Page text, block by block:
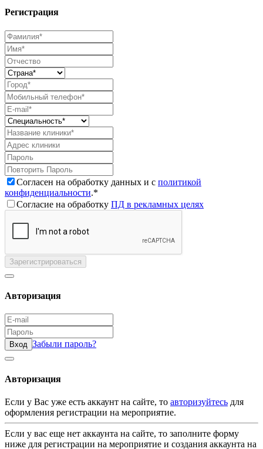
Регистрация
Согласен на обработку данных и с политикой
конфиденциальности.*
Согласие на обработку ПД в рекламных целях
Зарегистрироваться
Авторизация
Вход Забыли пароль?
Авторизация
Если у Вас уже есть аккаунт на сайте, то авторизуйтесь для
оформления регистрации на мероприятие.
Если у вас еще нет аккаунта на сайте, то заполните форму
ниже для регистрации на мероприятие и создания аккаунта на